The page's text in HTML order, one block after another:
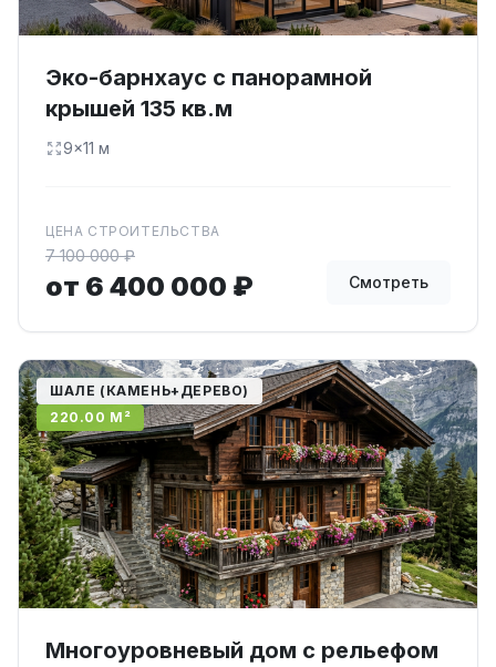
Эко-барнхаус с панорамной
крышей 135 кв.м
9×11 м
ЦЕНА СТРОИТЕЛЬСТВА
7 100 000 ₽
от 6 400 000 ₽ Смотреть
ШАЛЕ (КАМЕНЬ+ДЕРЕВО)
220.00 М²
Многоуровневый дом с рельефом